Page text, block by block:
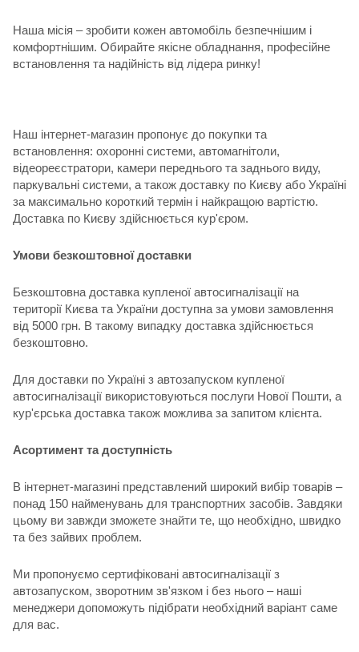
Наша місія – зробити кожен автомобіль безпечнішим і
комфортнішим. Обирайте якісне обладнання, професійне
встановлення та надійність від лідера ринку!
Наш інтернет-магазин пропонує до покупки та
встановлення: охоронні системи, автомагнітоли,
відеореєстратори, камери переднього та заднього виду,
паркувальні системи, а також доставку по Києву або Україні
за максимально короткий термін і найкращою вартістю.
Доставка по Києву здійснюється кур'єром.
Умови безкоштовної доставки
Безкоштовна доставка купленої автосигналізації на
території Києва та України доступна за умови замовлення
від 5000 грн. В такому випадку доставка здійснюється
безкоштовно.
Для доставки по Україні з автозапуском купленої
автосигналізації використовуються послуги Нової Пошти, а
кур'єрська доставка також можлива за запитом клієнта.
Асортимент та доступність
В інтернет-магазині представлений широкий вибір товарів –
понад 150 найменувань для транспортних засобів. Завдяки
цьому ви завжди зможете знайти те, що необхідно, швидко
та без зайвих проблем.
Ми пропонуємо сертифіковані автосигналізації з
автозапуском, зворотним зв'язком і без нього – наші
менеджери допоможуть підібрати необхідний варіант саме
для вас.